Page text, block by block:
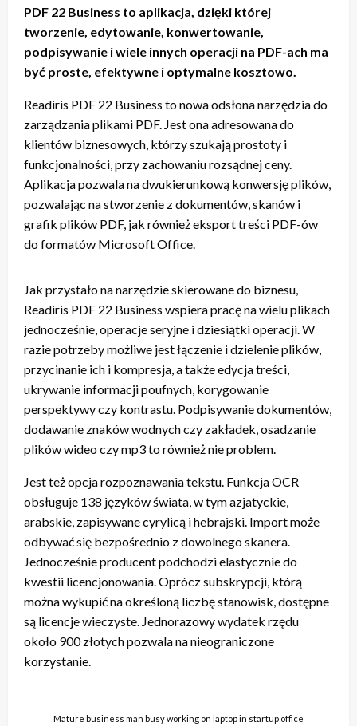
PDF 22 Business to aplikacja, dzięki której
tworzenie, edytowanie, konwertowanie,
podpisywanie i wiele innych operacji na PDF-ach ma
być proste, efektywne i optymalne kosztowo.
Readiris PDF 22 Business to nowa odsłona narzędzia do
zarządzania plikami PDF. Jest ona adresowana do
klientów biznesowych, którzy szukają prostoty i
funkcjonalności, przy zachowaniu rozsądnej ceny.
Aplikacja pozwala na dwukierunkową konwersję plików,
pozwalając na stworzenie z dokumentów, skanów i
grafik plików PDF, jak również eksport treści PDF-ów
do formatów Microsoft Office.
Jak przystało na narzędzie skierowane do biznesu,
Readiris PDF 22 Business wspiera pracę na wielu plikach
jednocześnie, operacje seryjne i dziesiątki operacji. W
razie potrzeby możliwe jest łączenie i dzielenie plików,
przycinanie ich i kompresja, a także edycja treści,
ukrywanie informacji poufnych, korygowanie
perspektywy czy kontrastu. Podpisywanie dokumentów,
dodawanie znaków wodnych czy zakładek, osadzanie
plików wideo czy mp3 to również nie problem.
Jest też opcja rozpoznawania tekstu. Funkcja OCR
obsługuje 138 języków świata, w tym azjatyckie,
arabskie, zapisywane cyrylicą i hebrajski. Import może
odbywać się bezpośrednio z dowolnego skanera.
Jednocześnie producent podchodzi elastycznie do
kwestii licencjonowania. Oprócz subskrypcji, którą
można wykupić na określoną liczbę stanowisk, dostępne
są licencje wieczyste. Jednorazowy wydatek rzędu
około 900 złotych pozwala na nieograniczone
korzystanie.
Mature business man busy working on laptop in startup office